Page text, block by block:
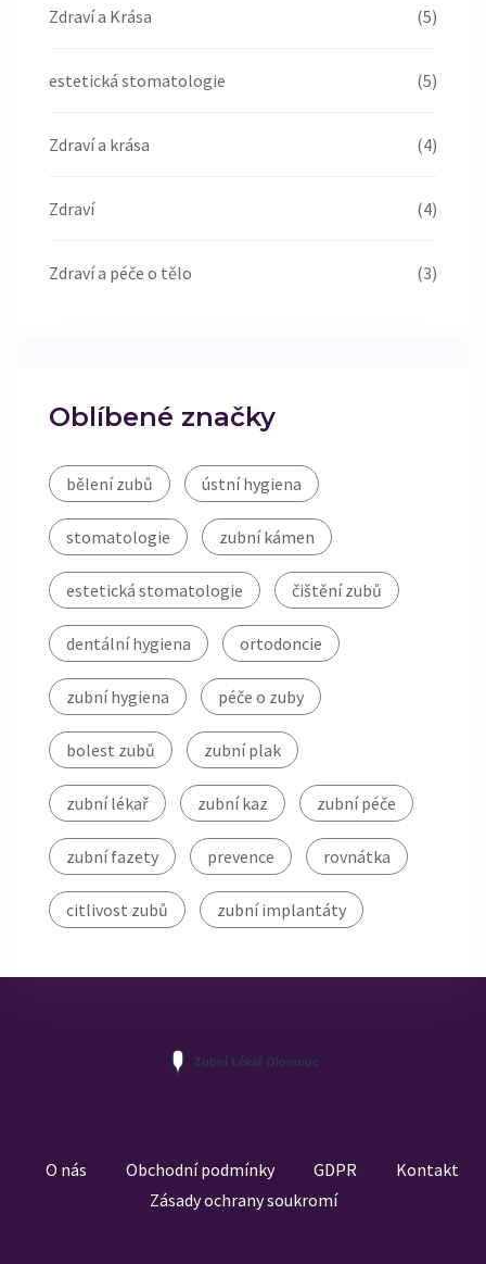
Zdraví a Krása (5)
estetická stomatologie (5)
Zdraví a krása (4)
Zdraví (4)
Zdraví a péče o tělo (3)
Oblíbené značky
bělení zubů ústní hygiena
stomatologie zubní kámen
estetická stomatologie čištění zubů
dentální hygiena ortodoncie
zubní hygiena péče o zuby
bolest zubů zubní plak
zubní lékař zubní kaz zubní péče
zubní fazety prevence rovnátka
citlivost zubů zubní implantáty
O nás Obchodní podmínky GDPR
Kontakt
Zásady ochrany soukromí